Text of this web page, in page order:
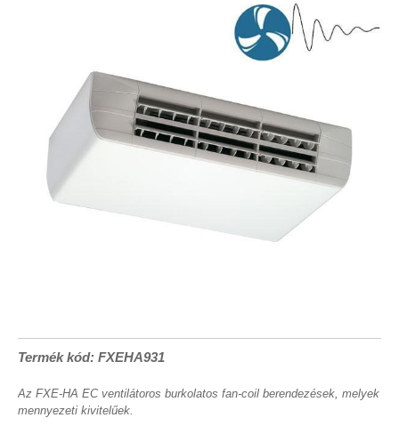
Termék kód: FXEHA931
Az FXE-HA EC ventilátoros burkolatos fan-coil berendezések, melyek
mennyezeti kivitelűek.